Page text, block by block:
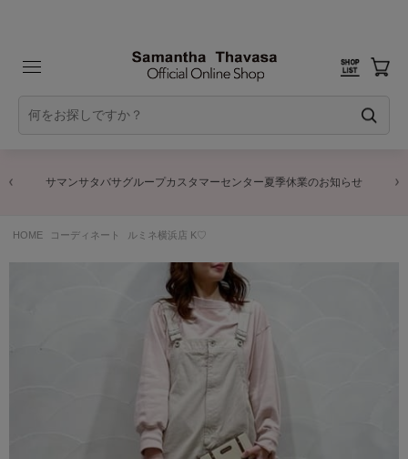
サマンサタバサグループカスタマーセンター夏季休業のお知らせ
HOME コーディネート ルミネ横浜店 K♡